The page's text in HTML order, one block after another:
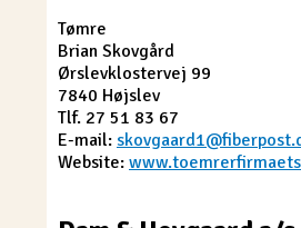
Tømre
Brian Skovgård
Ørslevklostervej 99
7840 Højslev
Tlf. 27 51 83 67
E-mail:
Website: